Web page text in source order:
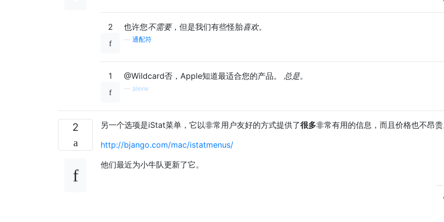
2 也许您不需要，但是我们有些怪胎喜欢。
通配符
1 @Wildcard否，Apple知道最适合您的产品。 总是。
alexw
2 另一个选项是iStat菜单，它以非常用户友好的方式提供了很多非常有用的信息，而且价格也不昂贵
http://bjango.com/mac/istatmenus/
他们最近为小牛队更新了它。